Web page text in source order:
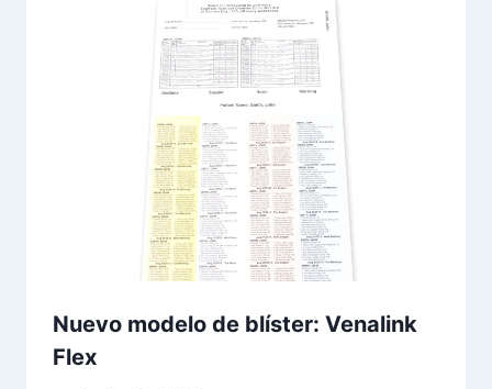
Nuevo modelo de blíster: Venalink
Flex